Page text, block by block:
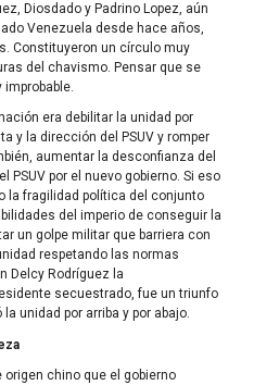
Diosdado y Padrino Lopez, aún
Venezuela desde hace años,
Constituyeron un círculo muy
del chavismo. Pensar que se
era debilitar la unidad por
y la dirección del PSUV y romper
aumentar la desconfianza del
PSUV por el nuevo gobierno. Si eso
la fragilidad política del conjunto
del imperio de conseguir la
un golpe militar que barriera con
respetando las normas
Delcy Rodríguez la
secuestrado, fue un triunfo
unidad por arriba y por abajo.
chino que el gobierno